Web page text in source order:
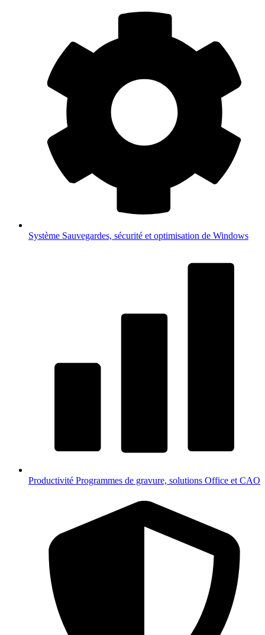
Système Sauvegardes, sécurité et optimisation de Windows
Productivité Programmes de gravure, solutions Office et CAO